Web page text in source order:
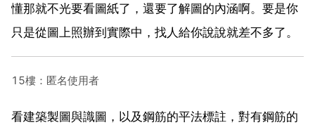
懂那就不光要看圖紙了，還要了解圖的內涵啊。要是你
只是從圖上照辦到實際中，找人給你說說就差不多了。
15樓：匿名使用者
看建築製圖與識圖，以及鋼筋的平法標註，對有鋼筋的